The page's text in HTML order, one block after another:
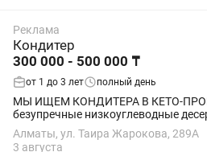
Реклама
Кондитер
300 000 - 500 000 ₸
от 1 до 3 лет полный день
МЫ ИЩЕМ КОНДИТЕРА В КЕТО-ПРОЕКТ! Мы
безупречные низкоуглеводные
премиум-качества. Мы открыли
Алматы и ищем в команду
Алматы, ул. Таира Жарокова, 289А
3 августа